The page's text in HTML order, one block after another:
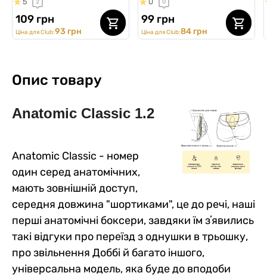
2
109 грн
Ціна для Club:93 грн
0
99 грн
Ціна для Club:84 грн
Опис товару
Anatomic Classic 1.2
Anatomic Classic - номер
один серед анатомічних,
мають зовнішній доступ,
середня довжина "шортиками", це до речі, наші
перші анатомічні боксери, завдяки їм зʼявились
такі відгуки про переїзд з однушки в трьошку,
про звільнення Доббі й багато іншого,
універсальна модель, яка буде до вподоби